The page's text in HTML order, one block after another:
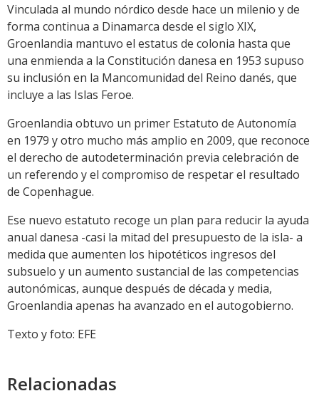
Vinculada al mundo nórdico desde hace un milenio y de
forma continua a Dinamarca desde el siglo XIX,
Groenlandia mantuvo el estatus de colonia hasta que
una enmienda a la Constitución danesa en 1953 supuso
su inclusión en la Mancomunidad del Reino danés, que
incluye a las Islas Feroe.
Groenlandia obtuvo un primer Estatuto de Autonomía
en 1979 y otro mucho más amplio en 2009, que reconoce
el derecho de autodeterminación previa celebración de
un referendo y el compromiso de respetar el resultado
de Copenhague.
Ese nuevo estatuto recoge un plan para reducir la ayuda
anual danesa -casi la mitad del presupuesto de la isla- a
medida que aumenten los hipotéticos ingresos del
subsuelo y un aumento sustancial de las competencias
autonómicas, aunque después de década y media,
Groenlandia apenas ha avanzado en el autogobierno.
Texto y foto: EFE
Relacionadas